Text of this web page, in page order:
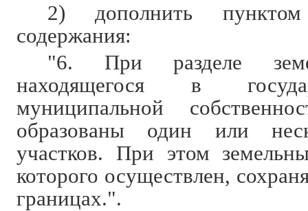
2) дополнить
содержания:
"6. При разделе
находящегося в
муниципальной
образованы один или
участков. При этом
которого осуществлен,
границах.".